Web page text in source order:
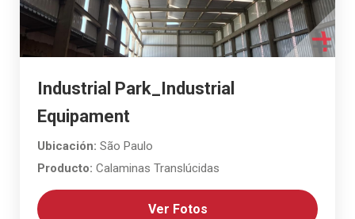
Industrial Park_Industrial
Equipament
Ubicación: São Paulo
Producto: Calaminas Translúcidas
Ver Fotos